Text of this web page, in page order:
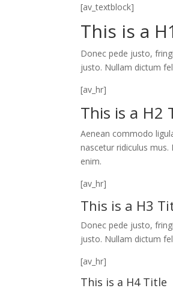
[av_textblock]
This is a
Donec pede justo,
justo. Nullam dictum
[av_hr]
This is a H2
Aenean commodo
nascetur ridiculus
enim.
[av_hr]
This is a H3
Donec pede justo,
justo. Nullam dictum
[av_hr]
This is a H4 Title